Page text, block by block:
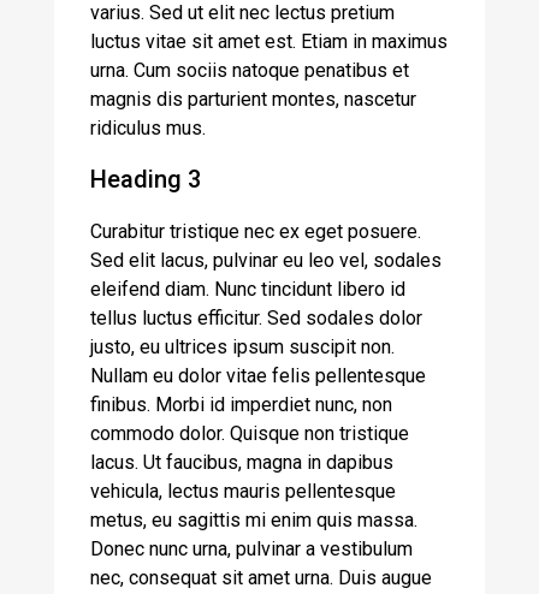
varius. Sed ut elit nec lectus pretium
luctus vitae sit amet est. Etiam in maximus
urna. Cum sociis natoque penatibus et
magnis dis parturient montes, nascetur
ridiculus mus.
Heading 3
Curabitur tristique nec ex eget posuere.
Sed elit lacus, pulvinar eu leo vel, sodales
eleifend diam. Nunc tincidunt libero id
tellus luctus efficitur. Sed sodales dolor
justo, eu ultrices ipsum suscipit non.
Nullam eu dolor vitae felis pellentesque
finibus. Morbi id imperdiet nunc, non
commodo dolor. Quisque non tristique
lacus. Ut faucibus, magna in dapibus
vehicula, lectus mauris pellentesque
metus, eu sagittis mi enim quis massa.
Donec nunc urna, pulvinar a vestibulum
nec, consequat sit amet urna. Duis augue